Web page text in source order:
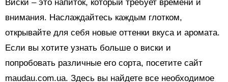
Виски – это напиток, который требует времени и
внимания. Наслаждайтесь каждым глотком,
открывайте для себя новые оттенки вкуса и аромата.
Если вы хотите узнать больше о виски и
попробовать различные его сорта, посетите сайт
maudau.com.ua. Здесь вы найдете все необходимое